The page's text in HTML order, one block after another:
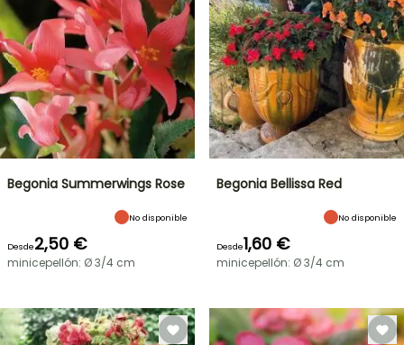
Begonia Summerwings Rose
No disponible
Desde2,50 €
minicepellón: Ø 3/4 cm
Begonia Bellissa Red
No disponible
Desde1,60 €
minicepellón: Ø 3/4 cm